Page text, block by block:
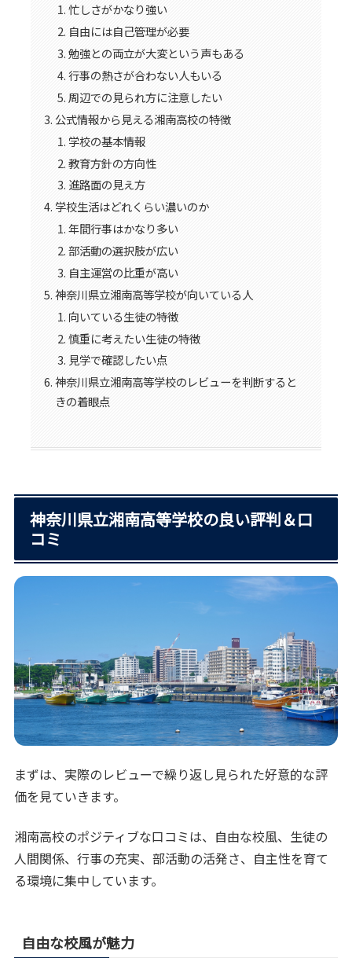
忙しさがかなり強い
自由には自己管理が必要
勉強との両立が大変という声もある
行事の熱さが合わない人もいる
周辺での見られ方に注意したい
公式情報から見える湘南高校の特徴
学校の基本情報
教育方針の方向性
進路面の見え方
学校生活はどれくらい濃いのか
年間行事はかなり多い
部活動の選択肢が広い
自主運営の比重が高い
神奈川県立湘南高等学校が向いている人
向いている生徒の特徴
慎重に考えたい生徒の特徴
見学で確認したい点
神奈川県立湘南高等学校のレビューを判断すると
きの着眼点
神奈川県立湘南高等学校の良い評判＆口
コミ
まずは、実際のレビューで繰り返し見られた好意的な評
価を見ていきます。
湘南高校のポジティブな口コミは、自由な校風、生徒の
人間関係、行事の充実、部活動の活発さ、自主性を育て
る環境に集中しています。
自由な校風が魅力